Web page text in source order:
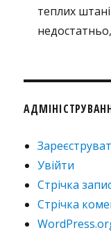
теплих
Увійти
Стрічка
Стрічка